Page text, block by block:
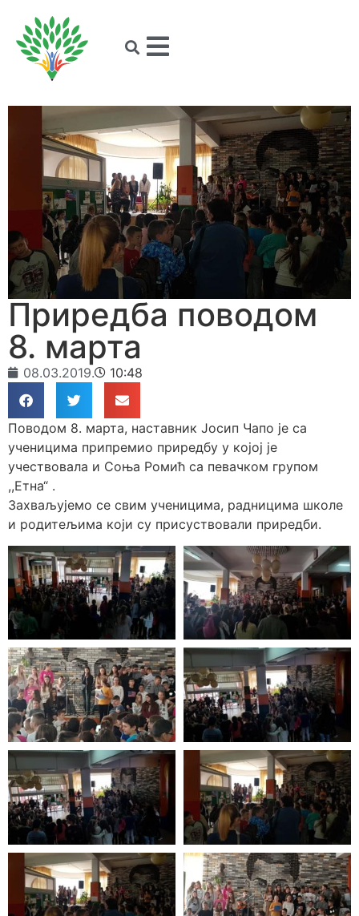
Приредба поводом
8. марта
08.03.2019. 10:48
Поводом 8. марта, наставник Јосип Чапо је са
ученицима припремио приредбу у којој је
учествовала и Соња Ромић са певачком групом
,,Етна“ .
Захваљујемо се свим ученицима, радницима школе
и родитељима који су присуствовали приредби.